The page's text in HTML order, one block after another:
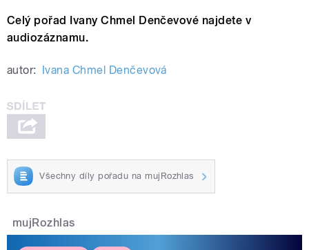
Celý pořad Ivany Chmel Denčevové najdete v
audiozáznamu.
autor: Ivana Chmel Denčevová
Všechny díly pořadu na mujRozhlas
mujRozhlas